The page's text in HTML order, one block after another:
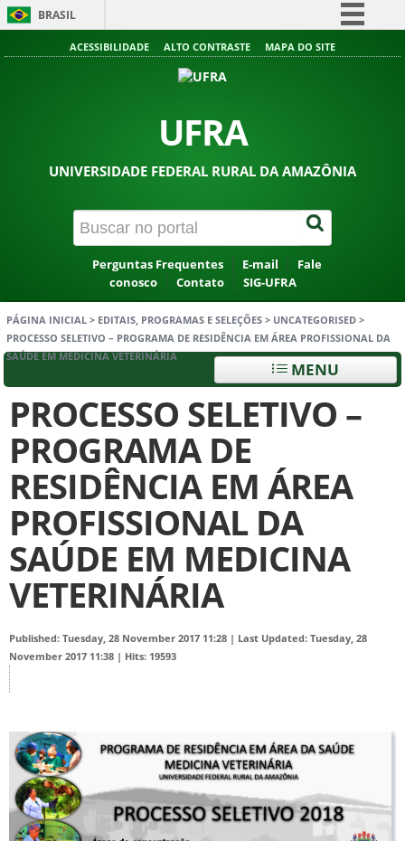
BRASIL
Simplifique!
Acesso à informação
ACESSIBILIDADE ALTO CONTRASTE MAPA DO SITE
UFRA
UNIVERSIDADE FEDERAL RURAL DA AMAZÔNIA
Perguntas Frequentes E-mail
Fale
conosco
Contato SIG-UFRA
PÁGINA INICIAL > EDITAIS, PROGRAMAS E SELEÇÕES > UNCATEGORISED >
PROCESSO SELETIVO – PROGRAMA DE RESIDÊNCIA EM ÁREA PROFISSIONAL DA
SAÚDE EM MEDICINA VETERINÁRIA
MENU
PROCESSO SELETIVO –
PROGRAMA DE
RESIDÊNCIA EM ÁREA
PROFISSIONAL DA
SAÚDE EM MEDICINA
VETERINÁRIA
Published: Tuesday, 28 November 2017 11:28 | Last Updated: Tuesday, 28
November 2017 11:38 | Hits: 19593